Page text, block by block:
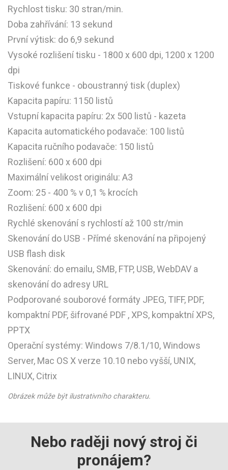
Rychlost tisku: 30 stran/min.
Doba zahřívání: 13 sekund
První výtisk: do 6,9 sekund
Vysoké rozlišení tisku - 1800 x 600 dpi, 1200 x 1200
dpi
Tiskové funkce - oboustranný tisk (duplex)
Kapacita papíru: 1150 listů
Vstupní kapacita papíru: 2x 500 listů - kazeta
Kapacita automatického podavače: 100 listů
Kapacita ručního podavače: 150 listů
Rozlišení: 600 x 600 dpi
Maximální velikost originálu: A3
Zoom: 25 - 400 % v 0,1 % krocích
Rozlišení: 600 x 600 dpi
Rychlé skenování s rychlostí až 100 str/min
Skenování do USB - Přímé skenování na připojený
USB flash disk
Skenování: do emailu, SMB, FTP, USB, WebDAV a
skenování do adresy URL
Podporované souborové formáty JPEG, TIFF, PDF,
kompaktní PDF, šifrované PDF , XPS, kompaktní XPS,
PPTX
Operační systémy: Windows 7/8.1/10, Windows
Server, Mac OS X verze 10.10 nebo vyšší, UNIX,
LINUX, Citrix
Obrázek může být ilustrativního charakteru.
Nebo raději nový stroj či
pronájem?